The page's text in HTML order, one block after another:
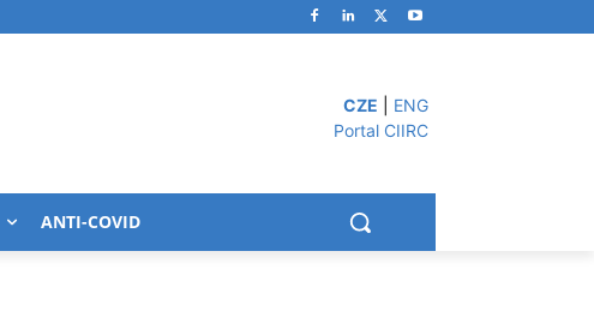
CZE
ENG
Portal CIIRC
ANTI-COVID